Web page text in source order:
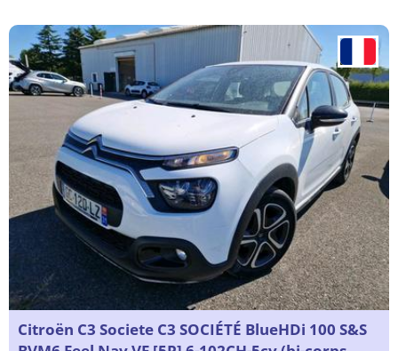
Citroën C3 Societe C3 SOCIÉTÉ BlueHDi 100 S&S